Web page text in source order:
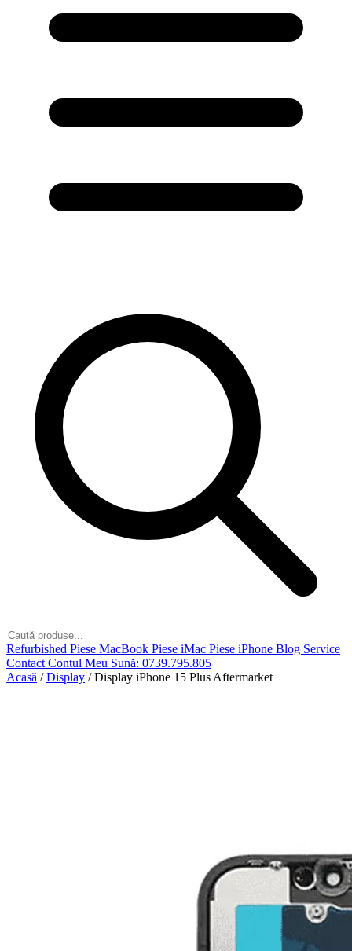
Refurbished Piese MacBook Piese iMac Piese iPhone Blog Service
Contact Contul Meu Sună: 0739.795.805
Acasă / Display / Display iPhone 15 Plus Aftermarket